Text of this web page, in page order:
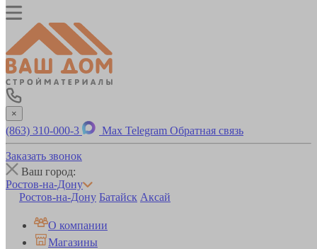
×
(863) 310-000-3 Max Telegram Обратная связь
Заказать звонок
Ваш город:
Ростов-на-Дону
Ростов-на-Дону Батайск Аксай
О компании
Магазины